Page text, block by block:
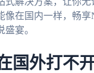
像在国内一样，畅
宴。
国外打不